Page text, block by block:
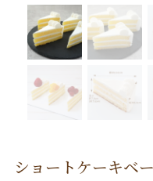
ショートケーキベ